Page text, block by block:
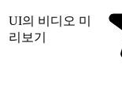
UI의 비디오 미
리보기